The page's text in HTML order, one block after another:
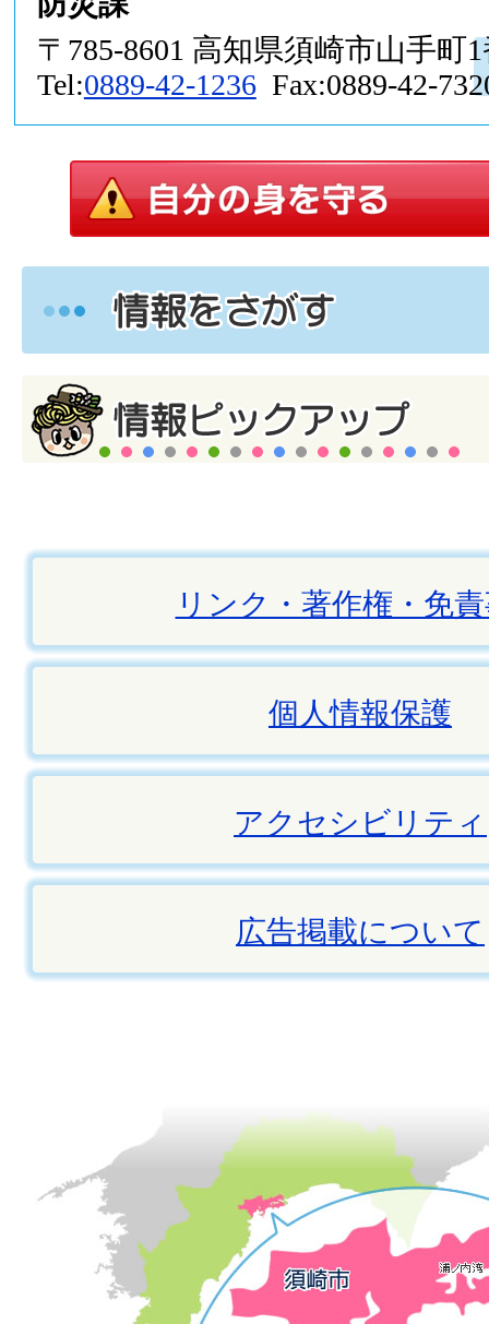
〒785-8601 高知県須崎市山手町
Tel:0889-42-1236Fax:0889-42-
リンク・著作権・免
個人情報保護
アクセシビリティ
広告掲載について